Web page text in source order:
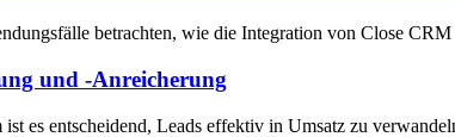
betrachten, wie die Integration von Close
und -Anreicherung
ist es entscheidend, Leads effektiv in Umsatz zu